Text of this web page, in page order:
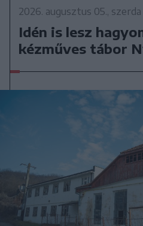
2026. augusztus 05., szerda
Idén is lesz
kézműves tábor